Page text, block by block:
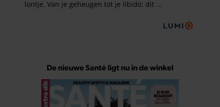
De nieuwe Santé ligt nu in de winkel